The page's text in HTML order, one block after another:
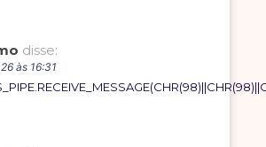
disse:
às 16:31